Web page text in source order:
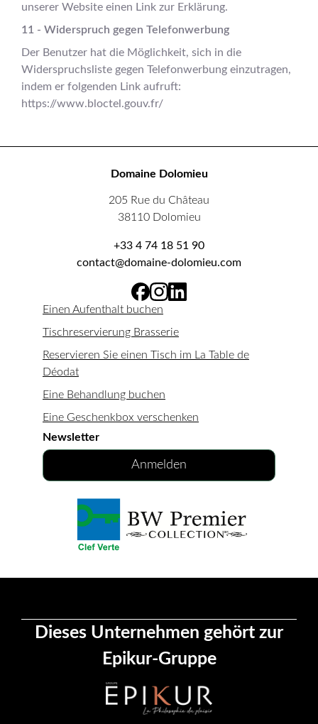
unserer Website einen Link zur Erklärung.
11 - Widerspruch gegen Telefonwerbung
Der Benutzer hat die Möglichkeit, sich in die
Widerspruchsliste gegen Telefonwerbung einzutragen,
indem er folgenden Link aufruft:
https://www.bloctel.gouv.fr/
Domaine Dolomieu
205 Rue du Château
38110 Dolomieu
+33 4 74 18 51 90
contact@domaine-dolomieu.com
Einen Aufenthalt buchen
Tischreservierung Brasserie
Reservieren Sie einen Tisch im La Table de
Déodat
Eine Behandlung buchen
Eine Geschenkbox verschenken
Newsletter
Anmelden
Dieses Unternehmen gehört zur
Epikur-Gruppe